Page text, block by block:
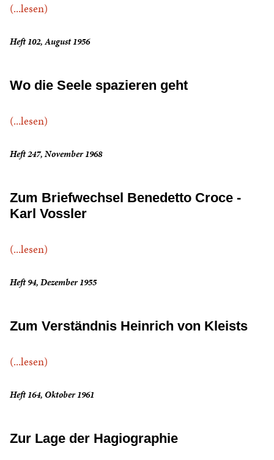
(...lesen)
Heft 102, August 1956
Wo die Seele spazieren geht
(...lesen)
Heft 247, November 1968
Zum Briefwechsel Benedetto Croce -
Karl Vossler
(...lesen)
Heft 94, Dezember 1955
Zum Verständnis Heinrich von Kleists
(...lesen)
Heft 164, Oktober 1961
Zur Lage der Hagiographie